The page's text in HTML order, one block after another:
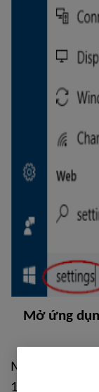
Mở ứng
Mở
10 => Sau đó